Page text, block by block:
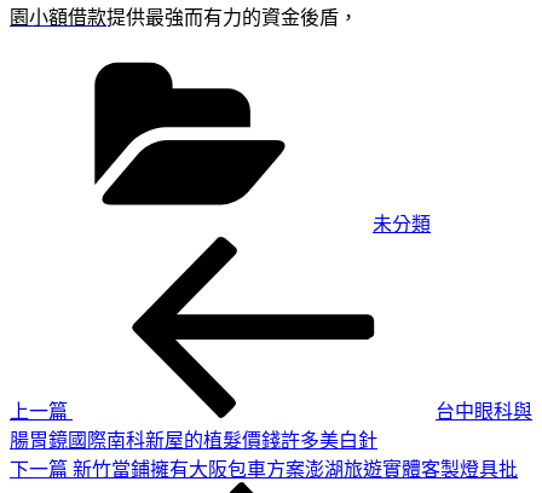
園小額借款提供最強而有力的資金後盾，
未分類
上一篇
台中眼科與
腸胃鏡國際南科新屋的植髮價錢許多美白針
下
下一篇 新竹當鋪擁有大阪包車方案澎湖旅遊實體客製燈具批